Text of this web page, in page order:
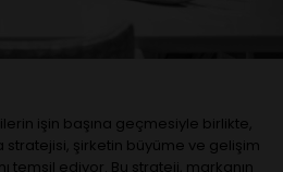
işin başına geçmesiyle birlikte,
stratejisi, şirketin büyüme ve gelişim
temsil ediyor. Bu strateji, markanın